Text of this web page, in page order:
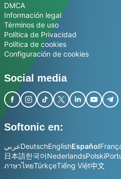
DMCA
Información legal
Términos de uso
Política de Privacidad
Política de cookies
Configuración de cookies
Social media
Softonic en:
عربيDeutschEnglishEspañol
日本語한국어NederlandsPolski
ภาษาไทยTürkçeTiếng Việt中文